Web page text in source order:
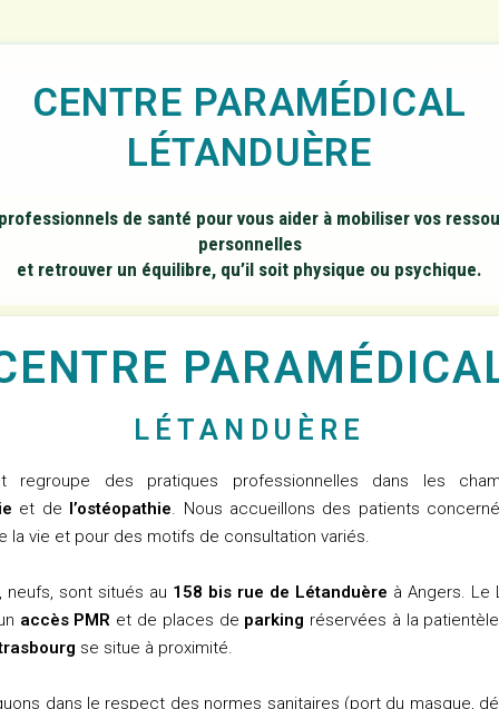
CENTRE PARAMÉDICAL
LÉTANDUÈRE
de santé pour vous aider à mobiliser vos
personnelles
et retrouver un équilibre, qu’il soit physique ou psychique.
LÉTANDUÈRE
regroupe des pratiques professionnelles dans les
et de l’ostéopathie. Nous accueillons des patients
la vie et pour des motifs de consultation variés.
neufs, sont situés au 158 bis rue de Létanduère à Angers. Le
accès PMR et de places de parking réservées à la
se situe à proximité.
dans le respect des normes sanitaires (port du masque,